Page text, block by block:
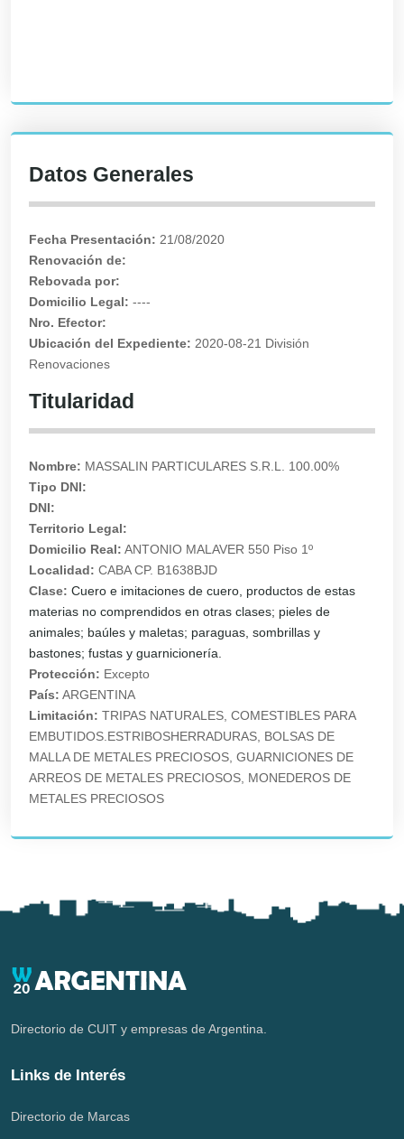
Datos Generales
Fecha Presentación: 21/08/2020
Renovación de:
Rebovada por:
Domicilio Legal: ----
Nro. Efector:
Ubicación del Expediente: 2020-08-21 División
Renovaciones
Titularidad
Nombre: MASSALIN PARTICULARES S.R.L. 100.00%
Tipo DNI:
DNI:
Territorio Legal:
Domicilio Real: ANTONIO MALAVER 550 Piso 1º
Localidad: CABA CP. B1638BJD
Clase: Cuero e imitaciones de cuero, productos de estas
materias no comprendidos en otras clases; pieles de
animales; baúles y maletas; paraguas, sombrillas y
bastones; fustas y guarnicionería.
Protección: Excepto
País: ARGENTINA
Limitación: TRIPAS NATURALES, COMESTIBLES PARA
EMBUTIDOS.ESTRIBOSHERRADURAS, BOLSAS DE
MALLA DE METALES PRECIOSOS, GUARNICIONES DE
ARREOS DE METALES PRECIOSOS, MONEDEROS DE
METALES PRECIOSOS
Directorio de CUIT y empresas de Argentina.
Links de Interés
Directorio de Marcas